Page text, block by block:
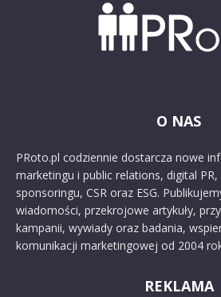
O NAS
PRoto.pl codziennie dostarcza nowe
marketingu i public relations, digital
sponsoringu, CSR oraz ESG.
wiadomości, przekrojowe artykuły,
kampanii, wywiady oraz badania,
komunikacji marketingowej od 2004
REKLAMA